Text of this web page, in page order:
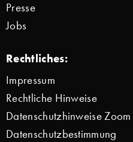
Presse
Jobs
Rechtliches:
Impressum
Rechtliche Hinweise
Datenschutzhinweise Zoom
Datenschutzbestimmung